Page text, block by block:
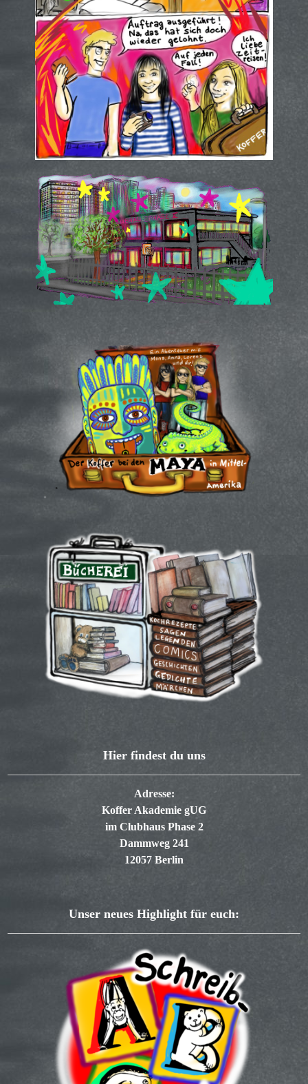
Hier findest du uns
Adresse:
Koffer Akademie gUG
im Clubhaus Phase 2
Dammweg 241
12057 Berlin
Unser neues Highlight für euch: